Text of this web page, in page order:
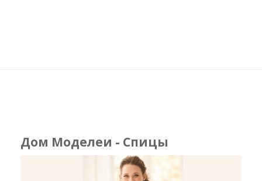
Дом Моделеи - Спицы